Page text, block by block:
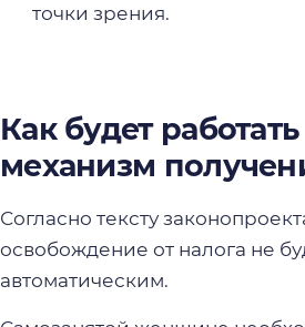
точки зрения.
Как будет работать
механизм
Согласно тексту
освобождение от налога не
автоматическим.